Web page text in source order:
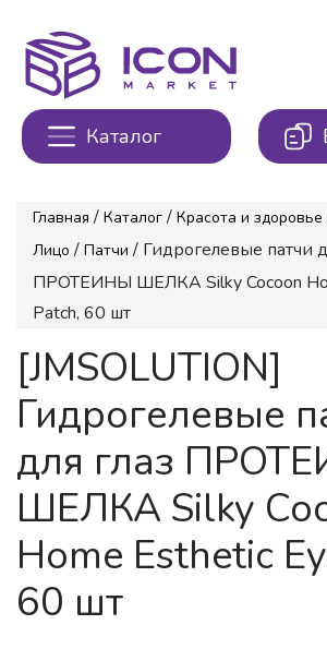
Каталог
Главная / Каталог / Красота и здоровье
Лицо / Патчи / Гидрогелевые патчи
ПРОТЕИНЫ ШЕЛКА Silky Cocoon
Patch, 60 шт
[JMSOLUTION]
Гидрогелевые
для глаз
ШЕЛКА Silky
Home Esthetic
60 шт